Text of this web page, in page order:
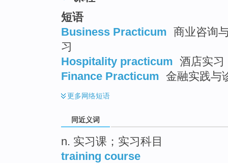
短语
Business Practicum 商业咨询
习
Hospitality practicum 酒店实习
Finance Practicum 金融实践与
更多网络短语
同近义词
n. 实习课；实习科目
training course